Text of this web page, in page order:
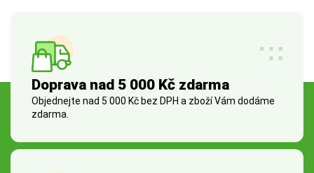
Doprava nad 5 000 Kč zdarma
Objednejte nad 5 000 Kč bez DPH a zboží Vám dodáme
zdarma.